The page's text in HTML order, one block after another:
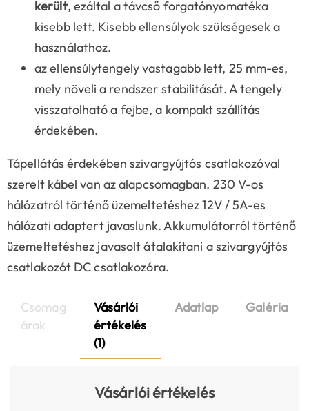
került, ezáltal a távcső forgatónyomatéka
kisebb lett. Kisebb ellensúlyok szükségesek a
használathoz.
az ellensúlytengely vastagabb lett, 25 mm-es,
mely növeli a rendszer stabilitását. A tengely
visszatolható a fejbe, a kompakt szállítás
érdekében.
Tápellátás érdekében szivargyújtós csatlakozóval
szerelt kábel van az alapcsomagban. 230 V-os
hálózatról történő üzemeltetéshez 12V / 5A-es
hálózati adaptert javaslunk. Akkumulátorról történő
üzemeltetéshez javasolt átalakítani a szivargyújtós
csatlakozót DC csatlakozóra.
Csomag
árak
Vásárlói
értékelés
(1)
Adatlap Galéria
Vásárlói értékelés